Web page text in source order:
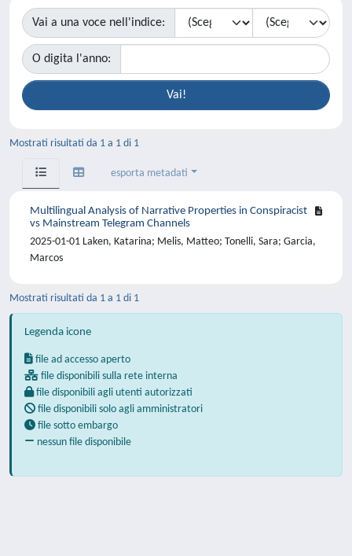
Vai a una voce nell'indice:
O digita l'anno:
Mostrati risultati da 1 a 1 di 1
esporta metadati
Multilingual Analysis of Narrative Properties in Conspiracist
vs Mainstream Telegram Channels
2025-01-01 Laken, Katarina; Melis, Matteo; Tonelli, Sara; Garcia,
Marcos
Mostrati risultati da 1 a 1 di 1
Legenda icone
file ad accesso aperto
file disponibili sulla rete interna
file disponibili agli utenti autorizzati
file disponibili solo agli amministratori
file sotto embargo
nessun file disponibile